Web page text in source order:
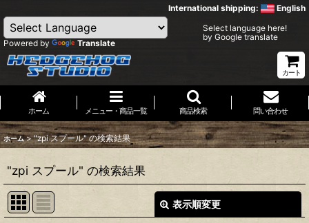
International shipping: English
Powered by Translate
Select language here!
by Google translate
カート
ホーム メニュー・商品一覧 商品検索 問い合わせ
ホーム > "zpi スプール"の検索結果
"zpi スプール" の検索結果
表示順変更